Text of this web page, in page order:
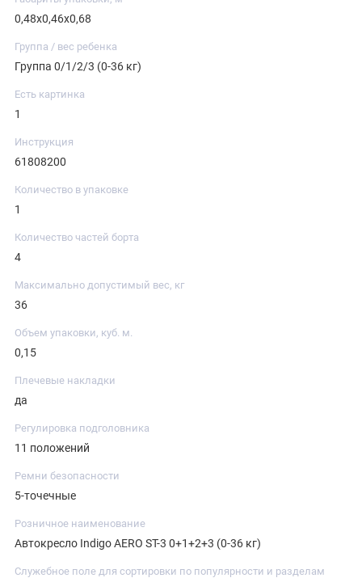
0,48x0,46x0,68
Группа / вес ребенка
Группа 0/1/2/3 (0-36 кг)
Есть картинка
1
Инструкция
61808200
Количество в упаковке
1
Количество частей борта
4
Максимально допустимый вес, кг
36
Объем упаковки, куб. м.
0,15
Плечевые накладки
да
Регулировка подголовника
11 положений
Ремни безопасности
5-точечные
Розничное наименование
Автокресло Indigo AERO ST-3 0+1+2+3 (0-36 кг)
Служебное поле для сортировки по популярности и разделам